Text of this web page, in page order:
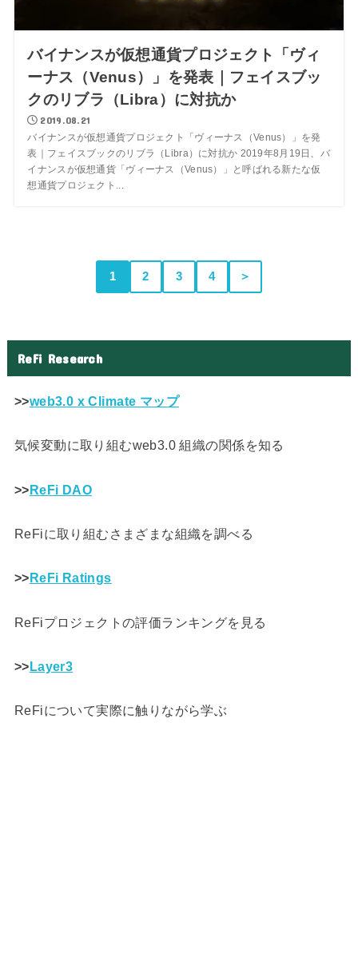
バイナンスが仮想通貨プロジェクト「ヴィ
ーナス（Venus）」を発表｜フェイスブッ
クのリブラ（Libra）に対抗か
2019.08.21
バイナンスが仮想通貨プロジェクト「ヴィーナス（Venus）」を発
表｜フェイスブックのリブラ（Libra）に対抗か 2019年8月19日、バ
イナンスが仮想通貨「ヴィーナス（Venus）」と呼ばれる新たな仮
想通貨プロジェクト...
1 2 3 4 ＞
ReFi Research
>>web3.0 x Climate マップ
気候変動に取り組むweb3.0 組織の関係を知る
>>ReFi DAO
ReFiに取り組むさまざまな組織を調べる
>> ReFi Ratings
ReFiプロジェクトの評価ランキングを見る
>>Layer3
ReFiについて実際に触りながら学ぶ